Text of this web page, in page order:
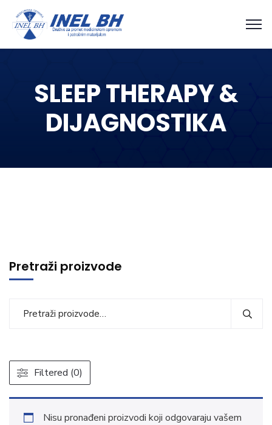
SLEEP THERAPY &
DIJAGNOSTIKA
Nisu pronađeni proizvodi koji odgovaraju vašem
Pretraži proizvode
Filtered (0)